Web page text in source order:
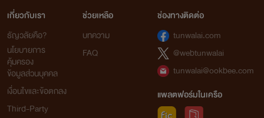
เกี่ยวกับเรา
ธัญวลัยคือ?
นโยบายการ
คุ้มครอง
ข้อมูลส่วนบุคคล
เงื่อนไขและข้อตกลง
Third-Party
ช่วยเหลือ
บทความ
FAQ
ช่องทางติดต่อ
tunwalai.com
@webtunwalai
tunwalai@ookbee.com
แพลตฟอร์มในเครือ